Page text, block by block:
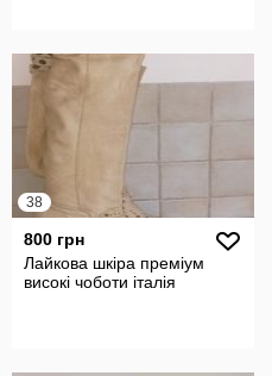
38
800 грн
Лайкова шкіра преміум
високі чоботи італія